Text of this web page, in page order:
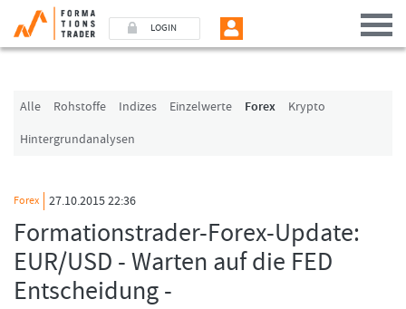
LOGIN
Alle Rohstoffe Indizes Einzelwerte Forex
Krypto
Hintergrundanalysen
Forex 27.10.2015 22:36
Formationstrader-Forex-Update:
EUR/USD - Warten auf die FED
Entscheidung -
Benutzer (E-Mail-Adresse in Kleinschrift)
Angemeldet bleiben
LOGIN
Passwort vergessen